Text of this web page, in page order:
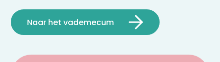
Naar het vademecum